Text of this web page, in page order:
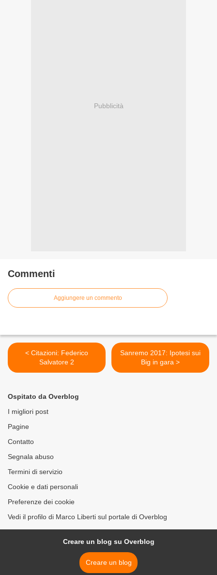
Pubblicità
Commenti
Aggiungere un commento
< Citazioni: Federico
Salvatore 2
Sanremo 2017: Ipotesi sui
Big in gara >
Ospitato da Overblog
I migliori post
Pagine
Contatto
Segnala abuso
Termini di servizio
Cookie e dati personali
Preferenze dei cookie
Vedi il profilo di Marco Liberti sul portale di Overblog
Creare un blog su Overblog
Creare un blog